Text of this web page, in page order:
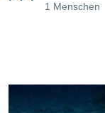
1 Menschen